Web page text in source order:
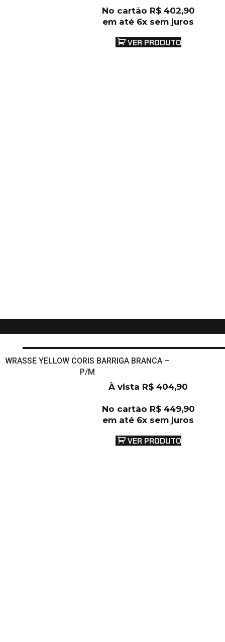
No cartão R$402,90
em até 6x sem juros
VER PRODUTO
WRASSE YELLOW CORIS BARRIGA BRANCA –
P/M
À vista R$ 404,90
No cartão R$449,90
em até 6x sem juros
VER PRODUTO